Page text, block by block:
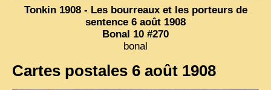
Tonkin 1908 - Les bourreaux et les porteurs de
sentence 6 août 1908
Bonal 10 #270
bonal
Cartes postales 6 août 1908